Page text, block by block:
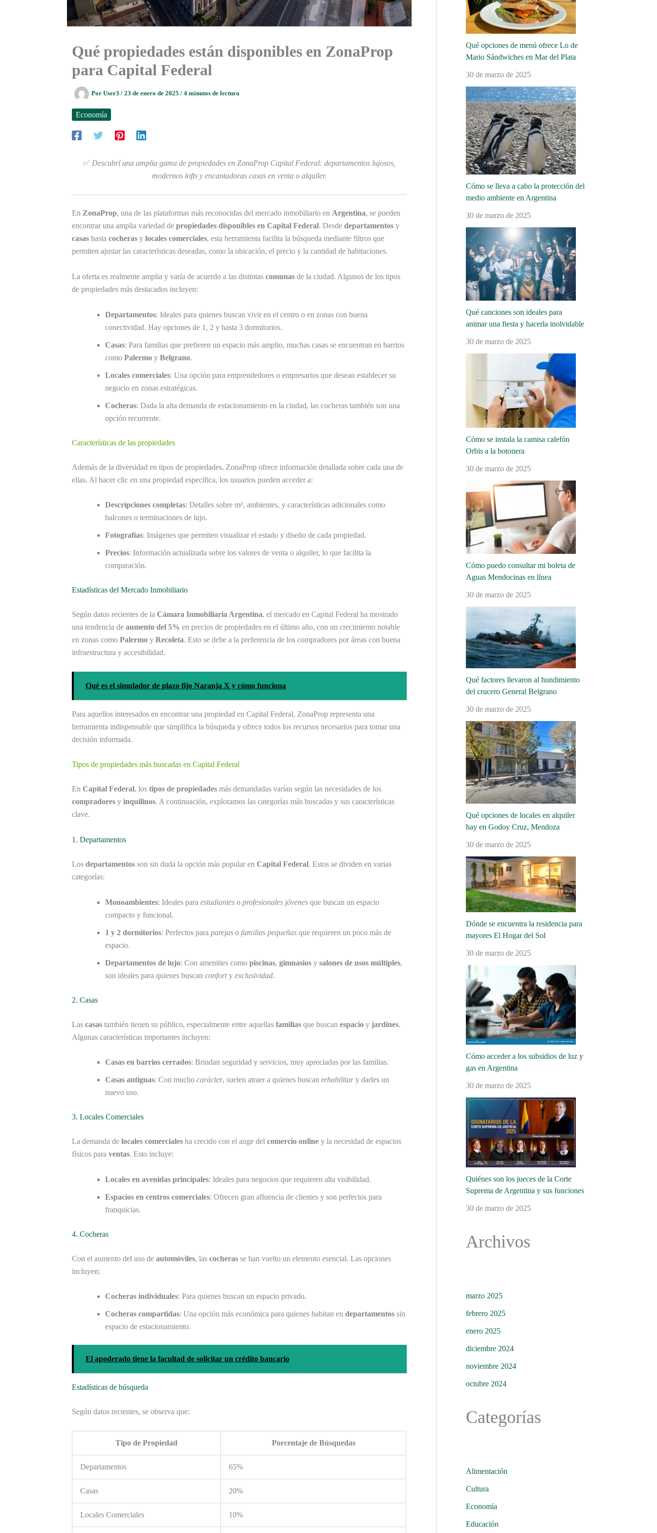
Qué propiedades están disponibles en ZonaProp
para Capital Federal
Por User3 / 23 de enero de 2025 / 4 minutos de lectura
Economía
✅ Descubrí una amplia gama de propiedades en ZonaProp Capital Federal: departamentos lujosos,
modernos lofts y encantadoras casas en venta o alquiler.
En ZonaProp, una de las plataformas más reconocidas del mercado inmobiliario en Argentina, se pueden
encontrar una amplia variedad de propiedades disponibles en Capital Federal. Desde departamentos y
casas hasta cocheras y locales comerciales, esta herramienta facilita la búsqueda mediante filtros que
permiten ajustar las características deseadas, como la ubicación, el precio y la cantidad de habitaciones.
La oferta es realmente amplia y varía de acuerdo a las distintas comunas de la ciudad. Algunos de los tipos
de propiedades más destacados incluyen:
Departamentos: Ideales para quienes buscan vivir en el centro o en zonas con buena
conectividad. Hay opciones de 1, 2 y hasta 3 dormitorios.
Casas: Para familias que prefieren un espacio más amplio, muchas casas se encuentran en barrios
como Palermo y Belgrano.
Locales comerciales: Una opción para emprendedores o empresarios que desean establecer su
negocio en zonas estratégicas.
Cocheras: Dada la alta demanda de estacionamiento en la ciudad, las cocheras también son una
opción recurrente.
Características de las propiedades
Además de la diversidad en tipos de propiedades, ZonaProp ofrece información detallada sobre cada una de
ellas. Al hacer clic en una propiedad específica, los usuarios pueden acceder a:
Descripciones completas: Detalles sobre m², ambientes, y características adicionales como
balcones o terminaciones de lujo.
Fotografías: Imágenes que permiten visualizar el estado y diseño de cada propiedad.
Precios: Información actualizada sobre los valores de venta o alquiler, lo que facilita la
comparación.
Estadísticas del Mercado Inmobiliario
Según datos recientes de la Cámara Inmobiliaria Argentina, el mercado en Capital Federal ha mostrado
una tendencia de aumento del 5% en precios de propiedades en el último año, con un crecimiento notable
en zonas como Palermo y Recoleta. Esto se debe a la preferencia de los compradores por áreas con buena
infraestructura y accesibilidad.
Qué es el simulador de plazo fijo Naranja X y cómo funciona
Para aquellos interesados en encontrar una propiedad en Capital Federal, ZonaProp representa una
herramienta indispensable que simplifica la búsqueda y ofrece todos los recursos necesarios para tomar una
decisión informada.
Tipos de propiedades más buscadas en Capital Federal
En Capital Federal, los tipos de propiedades más demandadas varían según las necesidades de los
compradores y inquilinos. A continuación, exploramos las categorías más buscadas y sus características
clave.
1. Departamentos
Los departamentos son sin duda la opción más popular en Capital Federal. Estos se dividen en varias
categorías:
Monoambientes: Ideales para estudiantes o profesionales jóvenes que buscan un espacio
compacto y funcional.
1 y 2 dormitorios: Perfectos para parejas o familias pequeñas que requieren un poco más de
espacio.
Departamentos de lujo: Con amenities como piscinas, gimnasios y salones de usos múltiples,
son ideales para quienes buscan conforty exclusividad.
2. Casas
Las casas también tienen su público, especialmente entre aquellas familias que buscan espacio y jardines.
Algunas características importantes incluyen:
Casas en barrios cerrados: Brindan seguridad y servicios, muy apreciadas por las familias.
Casas antiguas: Con mucho carácter, suelen atraer a quienes buscan rehabilitary darles un
nuevo uso.
3. Locales Comerciales
La demanda de locales comerciales ha crecido con el auge del comercio online y la necesidad de espacios
físicos para ventas. Esto incluye:
Locales en avenidas principales: Ideales para negocios que requieren alta visibilidad.
Espacios en centros comerciales: Ofrecen gran afluencia de clientes y son perfectos para
franquicias.
4. Cocheras
Con el aumento del uso de automóviles, las cocheras se han vuelto un elemento esencial. Las opciones
incluyen:
Cocheras individuales: Para quienes buscan un espacio privado.
Cocheras compartidas: Una opción más económica para quienes habitan en departamentos sin
espacio de estacionamiento.
El apoderado tiene la facultad de solicitar un crédito bancario
Estadísticas de búsqueda
Según datos recientes, se observa que:
Tipo de Propiedad Porcentaje de Búsquedas
Departamentos 65%
Casas 20%
Locales Comerciales 10%
Qué opciones de menú ofrece Lo de
Mario Sándwiches en Mar del Plata
30 de marzo de 2025
Cómo se lleva a cabo la protección del
medio ambiente en Argentina
30 de marzo de 2025
Qué canciones son ideales para
animar una fiesta y hacerla inolvidable
30 de marzo de 2025
Cómo se instala la camisa calefón
Orbis a la botonera
30 de marzo de 2025
Cómo puedo consultar mi boleta de
Aguas Mendocinas en línea
30 de marzo de 2025
Qué factores llevaron al hundimiento
del crucero General Belgrano
30 de marzo de 2025
Qué opciones de locales en alquiler
hay en Godoy Cruz, Mendoza
30 de marzo de 2025
Dónde se encuentra la residencia para
mayores El Hogar del Sol
30 de marzo de 2025
Cómo acceder a los subsidios de luz y
gas en Argentina
30 de marzo de 2025
Quiénes son los jueces de la Corte
Suprema de Argentina y sus funciones
30 de marzo de 2025
Archivos
marzo 2025
febrero 2025
enero 2025
diciembre 2024
noviembre 2024
octubre 2024
Categorías
Alimentación
Cultura
Economía
Educación